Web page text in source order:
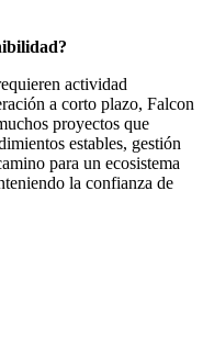
actividad
a corto plazo, Falcon
proyectos que
estables, gestión
para un ecosistema
la confianza de